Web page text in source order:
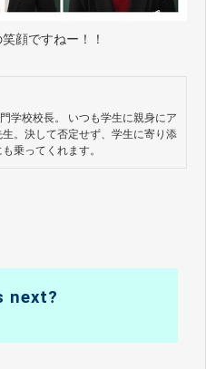
顔ですねー！！
学校校長。 いつも学生に親身にア
生。決して否定せず、学生に寄り添
乗ってくれます。
next?